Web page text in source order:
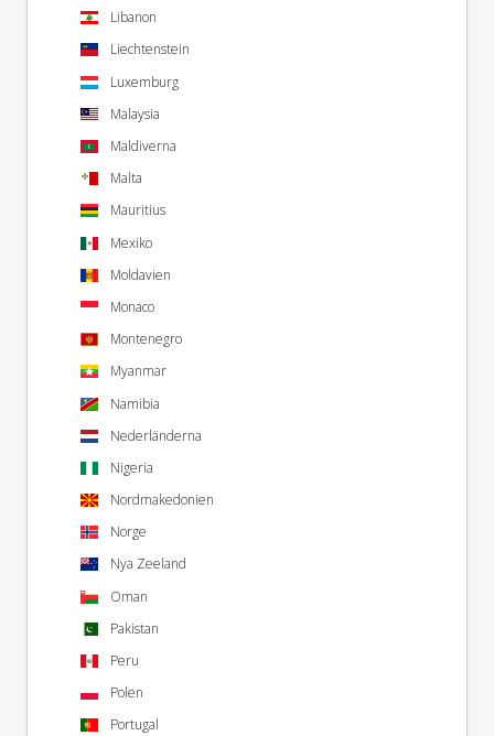
Libanon
Liechtenstein
Luxemburg
Malaysia
Maldiverna
Malta
Mauritius
Mexiko
Moldavien
Monaco
Montenegro
Myanmar
Namibia
Nederländerna
Nigeria
Nordmakedonien
Norge
Nya Zeeland
Oman
Pakistan
Peru
Polen
Portugal